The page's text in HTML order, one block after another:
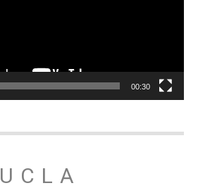
00:30
UCLA